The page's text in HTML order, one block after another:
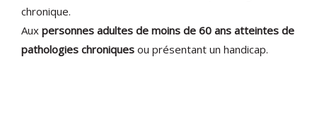
chronique.
Aux personnes adultes de moins de 60 ans atteintes de
pathologies chroniques ou présentant un handicap.